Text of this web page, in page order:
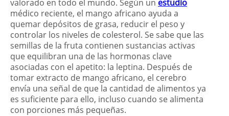
valorado en todo el mundo. Según un estudio
médico reciente, el mango africano ayuda a
quemar depósitos de grasa, reducir el peso y
controlar los niveles de colesterol. Se sabe que las
semillas de la fruta contienen sustancias activas
que equilibran una de las hormonas clave
asociadas con el apetito: la leptina. Después de
tomar extracto de mango africano, el cerebro
envía una señal de que la cantidad de alimentos ya
es suficiente para ello, incluso cuando se alimenta
con porciones más pequeñas.